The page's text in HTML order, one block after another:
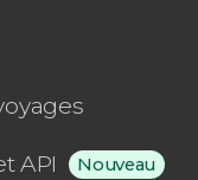
API Nouveau